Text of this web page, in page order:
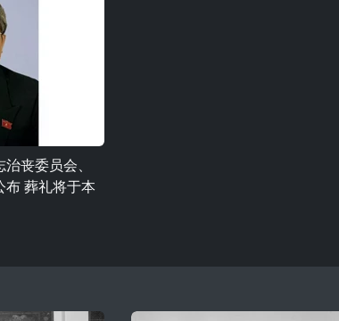
丧委员会、
布 葬礼将于本